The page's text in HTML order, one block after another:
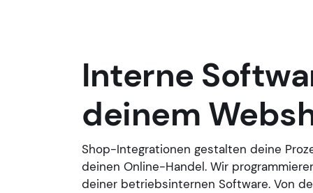
Interne
deinem
Shop-Integrationen gestalten deine
deinen Online-Handel. Wir
deiner betriebsinternen Software. Von